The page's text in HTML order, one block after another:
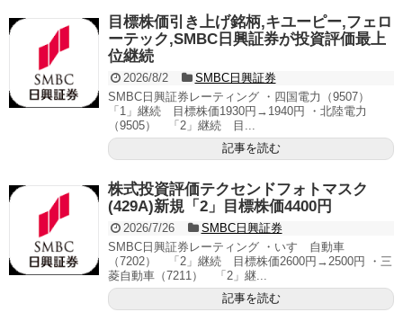
目標株価引き上げ銘柄,キユーピー,フェロ
ーテック,SMBC日興証券が投資評価最上
位継続
2026/8/2
SMBC日興証券
SMBC日興証券レーティング ・四国電力（9507）
「1」継続 目標株価1930円→1940円 ・北陸電力
（9505） 「2」継続 目...
記事を読む
株式投資評価テクセンドフォトマスク
(429A)新規「2」目標株価4400円
2026/7/26
SMBC日興証券
SMBC日興証券レーティング ・いすゞ自動車
（7202） 「2」継続 目標株価2600円→2500円 ・三
菱自動車（7211） 「2」継...
記事を読む